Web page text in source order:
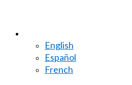
English
Español
French